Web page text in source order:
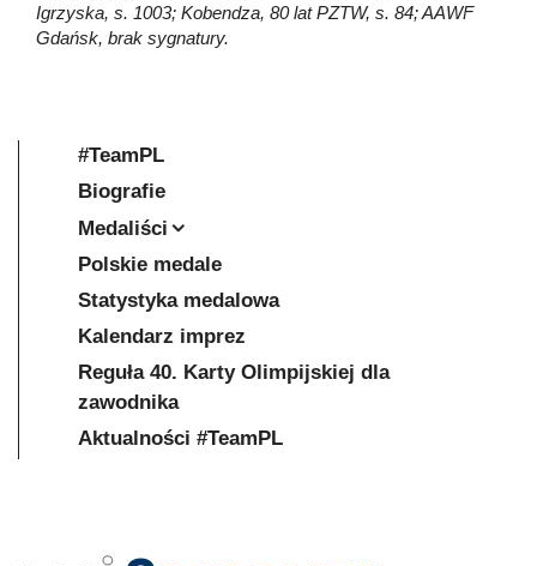
Igrzyska, s. 1003; Kobendza, 80 lat PZTW, s. 84; AAWF
Gdańsk, brak sygnatury.
#TeamPL
Biografie
Medaliści
Polskie medale
Statystyka medalowa
Kalendarz imprez
Reguła 40. Karty Olimpijskiej dla
zawodnika
Aktualności #TeamPL